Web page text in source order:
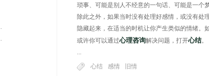
...
琐事、可能是别人不经意的一句话、可能是一个
除此之外，如果当时没有处理好感情，或没有处
隐藏起来，在适当的时机让你产生类似的情绪。
或许你可以通过心理咨询解决问题，打开心结。
...
心结 感情 旧情